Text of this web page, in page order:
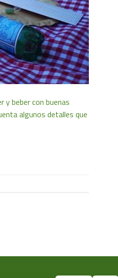
y beber con buenas
algunos detalles que